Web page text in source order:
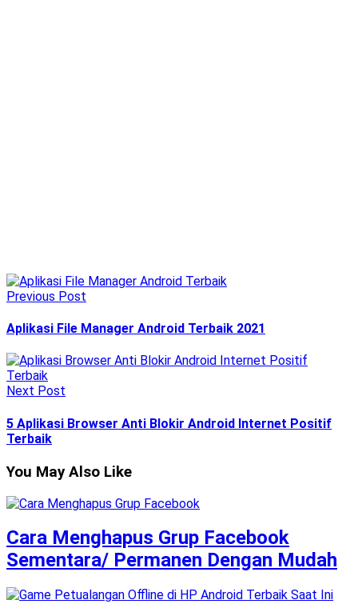
Previous Post
Aplikasi File Manager Android Terbaik 2021
Next Post
5 Aplikasi Browser Anti Blokir Android Internet Positif
Terbaik
You May Also Like
Cara Menghapus Grup Facebook
Sementara/ Permanen Dengan Mudah